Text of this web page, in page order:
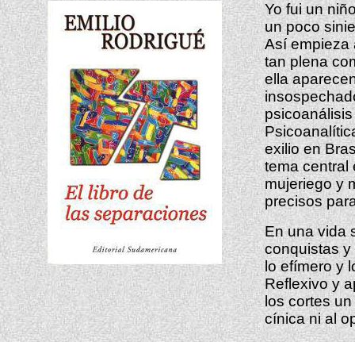
Yo fui un
un poco
Así empieza
tan plena
ella
exilio en
tema central
mujeriego y
precisos
En una vida
conquistas y
lo efímero y
Reflexivo y
los cortes
cínica ni al